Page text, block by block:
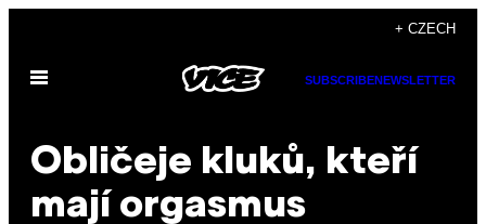
content
+ CZECH
Open
SUBSCRIBENEWSLETTER
Obličeje kluků, kteří
mají orgasmus